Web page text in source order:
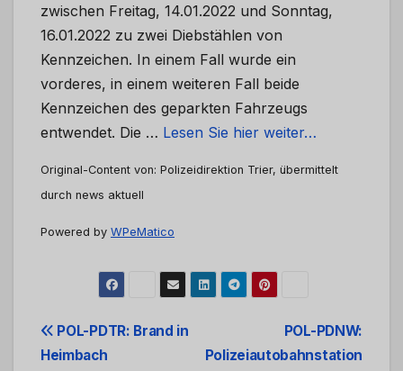
zwischen Freitag, 14.01.2022 und Sonntag,
16.01.2022 zu zwei Diebstählen von
Kennzeichen. In einem Fall wurde ein
vorderes, in einem weiteren Fall beide
Kennzeichen des geparkten Fahrzeugs
entwendet. Die … Lesen Sie hier weiter…
Original-Content von: Polizeidirektion Trier, übermittelt
durch news aktuell
Powered by WPeMatico
Beitrags-
POL-PDNW:
Polizeiautobahnstation
POL-PDTR: Brand in
Heimbach